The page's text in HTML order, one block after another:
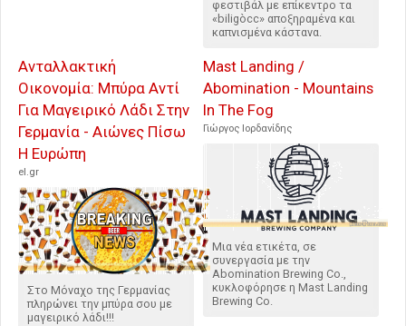
φεστιβάλ με επίκεντρο τα
«biligòcc» αποξηραμένα και
καπνισμένα κάστανα.
Ανταλλακτική
Οικονομία: Μπύρα Αντί
Για Μαγειρικό Λάδι Στην
Γερμανία - Αιώνες Πίσω
Η Ευρώπη
el.gr
Στο Μόναχο της Γερμανίας
πληρώνει την μπύρα σου με
μαγειρικό λάδι!!!
Mast Landing /
Abomination - Mountains
In The Fog
Γιώργος Ιορδανίδης
Μια νέα ετικέτα, σε
συνεργασία με την
Abomination Brewing Co.,
κυκλοφόρησε η Mast Landing
Brewing Co.